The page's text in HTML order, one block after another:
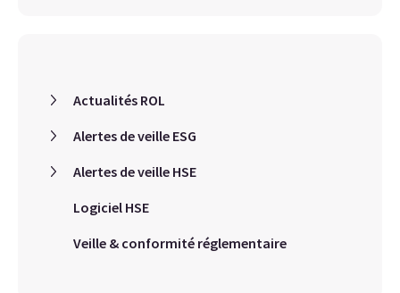
Actualités ROL
Alertes de veille ESG
Alertes de veille HSE
Logiciel HSE
Veille & conformité réglementaire